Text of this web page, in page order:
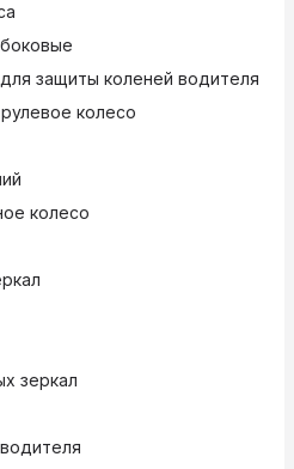
защиты коленей водителя
колесо
колесо
зеркал